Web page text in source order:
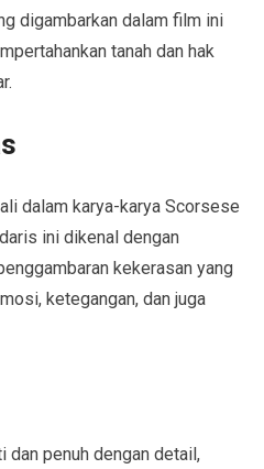
digambarkan dalam film ini
tanah dan hak
dalam karya-karya Scorsese
ini dikenal dengan
kekerasan yang
ketegangan, dan juga
penuh dengan detail,